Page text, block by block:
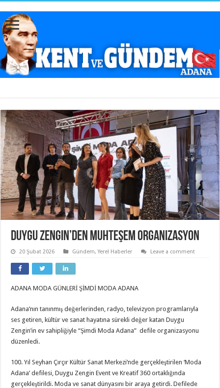
Duygu Zengin’den muhteşem organizasyon
20 Şubat 2026 Gündem,Yerel Haberler Leave a comment
ADANA MODA GÜNLERİ ŞİMDİ MODA ADANA
Adana’nın tanınmış değerlerinden, radyo, televizyon programlarıyla
ses getiren, kültür ve sanat hayatına sürekli değer katan Duygu
Zengin’in ev sahipliğiyle “Şimdi Moda Adana” defile organizasyonu
düzenledi.
100. Yıl Seyhan Çırçır Kültür Sanat Merkezi’nde gerçekleştirilen ‘Moda
Adana’ defilesi, Duygu Zengin Event ve Kreatif 360 ortaklığında
gerçekleştirildi. Moda ve sanat dünyasını bir araya getirdi. Defilede